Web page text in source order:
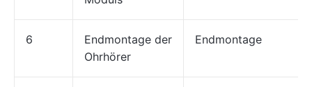
6
Endmontage der
Ohrhörer
Endmontage